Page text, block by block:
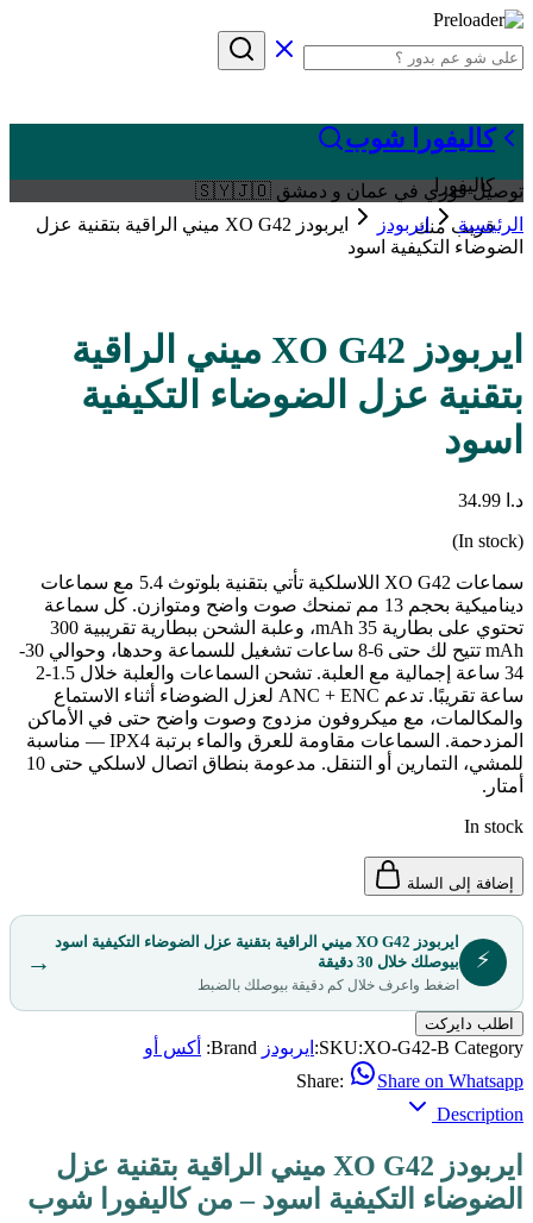
كاليفورا شوب
كاليفورا
قريب منك
توصيل فوري في عمان و دمشق 🇸🇾🇯🇴
الرئيسية
ايربودز
ايربودز XO G42 ميني الراقية بتقنية عزل
الضوضاء التكيفية اسود
ايربودز XO G42 ميني الراقية
بتقنية عزل الضوضاء التكيفية
اسود
د.ا
(In stock)
سماعات XO G42 اللاسلكية تأتي بتقنية بلوتوث 5.4 مع سماعات
ديناميكية بحجم 13 مم تمنحك صوت واضح ومتوازن. كل سماعة
تحتوي على بطارية 35 mAh، وعلبة الشحن ببطارية تقريبية 300
mAh تتيح لك حتى 6-8 ساعات تشغيل للسماعة وحدها، وحوالي 30-
34 ساعة إجمالية مع العلبة. تشحن السماعات والعلبة خلال 1.5-2
ساعة تقريبًا. تدعم ANC + ENC لعزل الضوضاء أثناء الاستماع
والمكالمات، مع ميكروفون مزدوج وصوت واضح حتى في الأماكن
المزدحمة. السماعات مقاومة للعرق والماء برتبة IPX4 — مناسبة
للمشي، التمارين أو التنقل. مدعومة بنطاق اتصال لاسلكي حتى 10
أمتار.
In stock
إضافة إلى السلة
⚡
ايربودز XO G42 ميني الراقية بتقنية عزل الضوضاء التكيفية اسود
بيوصلك خلال 30 دقيقة
اضغط واعرف خلال كم دقيقة بيوصلك بالضبط
→
اطلب دايركت
SKU:XO-G42-B Category: ايربودز Brand:
أكس أو
Share:
Share on Whatsapp
Description
ايربودز XO G42 ميني الراقية بتقنية عزل
الضوضاء التكيفية اسود – من كاليفورا شوب